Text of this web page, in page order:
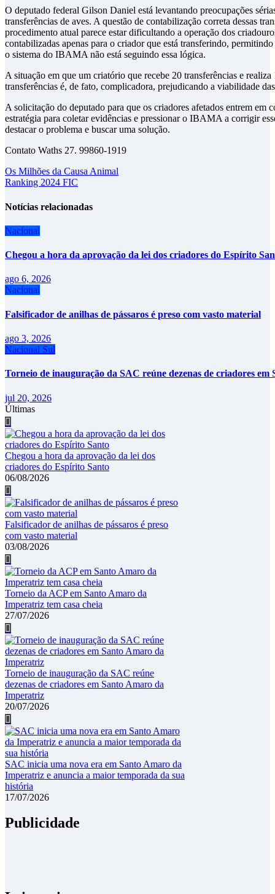
O deputado federal Gilson Daniel está levantando preocupações
transferências de aves. A questão de contabilização correta dessas
procedimento atual parece estar dificultando a operação dos
contabilizadas apenas para o criador que está transferindo,
o sistema do IBAMA não está seguindo essa lógica.
A situação em que um criatório que recebe 20 transferências e
transferências é, de fato, complicadora, prejudicando a viabilidade
A solicitação do deputado para que os criadores afetados entrem
estratégia para coletar evidências e pressionar o IBAMA a corrigir
destacar o problema e buscar uma solução.
Contato Waths 27. 99860-1919
Navegação
de
Post
Os Milhões da Causa Animal
Ranking 2024 FIC
Notícias relacionadas
Nacional
Chegou a hora da aprovação da lei dos criadores do Espírito
ago 6, 2026
Nacional
Falsificador de anilhas de pássaros é preso com vasto material
ago 3, 2026
Nacional Sul
Torneio de inauguração da SAC reúne dezenas de criadores
jul 20, 2026
Últimas
Chegou a hora da aprovação da lei dos
criadores do Espírito Santo
06/08/2026
Falsificador de anilhas de pássaros é preso
com vasto material
03/08/2026
Torneio da ACP em Santo Amaro da
Imperatriz tem casa cheia
27/07/2026
Torneio de inauguração da SAC reúne
dezenas de criadores em Santo Amaro da
Imperatriz
20/07/2026
SAC inicia uma nova era em Santo Amaro da
Imperatriz e anuncia a maior temporada da sua
história
17/07/2026
Publicidade